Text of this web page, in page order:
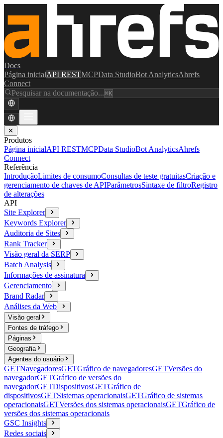
Docs
Página inicialAPI RESTMCPData StudioBot AnalyticsAhrefs
Connect
Pesquisar na documentação...⌘K
✕
Produtos
Página inicialAPI RESTMCPData StudioBot AnalyticsAhrefs
Connect
Referência
IntroduçãoLimites de consumoConsultas de teste gratuitasCriação e
gerenciamento de chaves de APIParâmetrosSintaxe de filtroRegistro
de alterações
API
Site Explorer
Keywords Explorer
Auditoria de Sites
Rank Tracker
Visão geral da SERP
Batch Analysis
Informações de assinatura
Gerenciamento
Brand Radar
Análises da Web
Visão geral
Fontes de tráfego
Páginas
Geografia
Agentes do usuário
GETNavegadoresGETGráfico de navegadoresGETVersões do
navegadorGETGráfico de versões do
navegadorGETDispositivosGETGráfico de
dispositivosGETSistemas operacionaisGETGráfico de sistemas
operacionaisGETVersões dos sistemas operacionaisGETGráfico de
versões dos sistemas operacionais
GSC Insights
Redes sociais